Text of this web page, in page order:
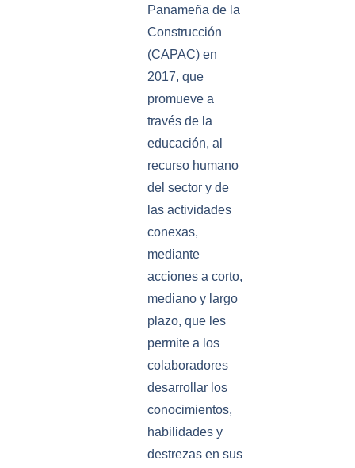
Panameña de la
Construcción
(CAPAC) en
2017, que
promueve a
través de la
educación, al
recurso humano
del sector y de
las actividades
conexas,
mediante
acciones a corto,
mediano y largo
plazo, que les
permite a los
colaboradores
desarrollar los
conocimientos,
habilidades y
destrezas en sus